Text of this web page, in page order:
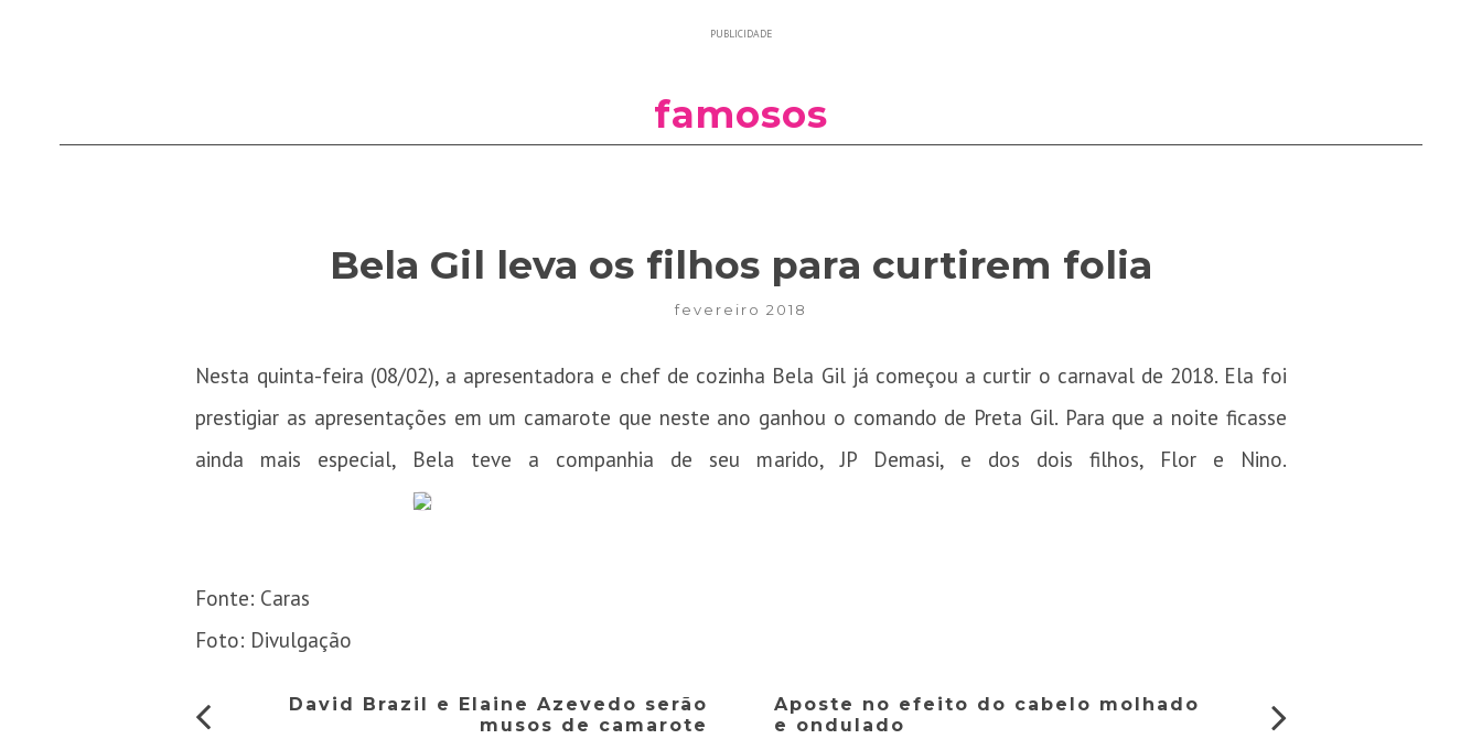
PUBLICIDADE
famosos
Bela Gil leva os filhos para curtirem folia
fevereiro 2018
Nesta quinta-feira (08/02), a apresentadora e chef de cozinha Bela Gil já começou a curtir o carnaval de 2018. Ela foi
prestigiar as apresentações em um camarote que neste ano ganhou o comando de Preta Gil. Para que a noite ficasse
ainda mais especial, Bela teve a companhia de seu marido, JP Demasi, e dos dois filhos, Flor e Nino.
Fonte: Caras
Foto: Divulgação
David Brazil e Elaine Azevedo serão
musos de camarote
Aposte no efeito do cabelo molhado
e ondulado